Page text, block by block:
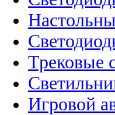
Трековые
Игровой